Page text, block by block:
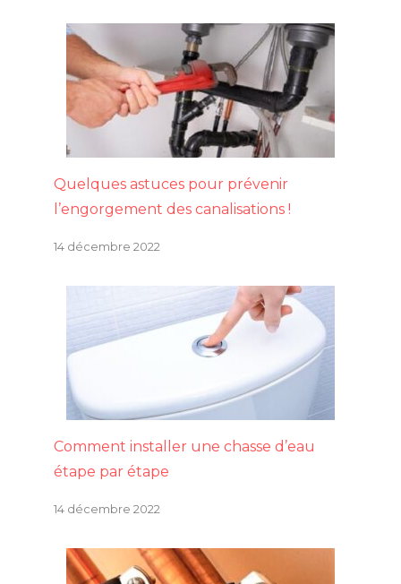
Quelques astuces pour prévenir
l’engorgement des canalisations !
14 décembre 2022
Comment installer une chasse d’eau
étape par étape
14 décembre 2022